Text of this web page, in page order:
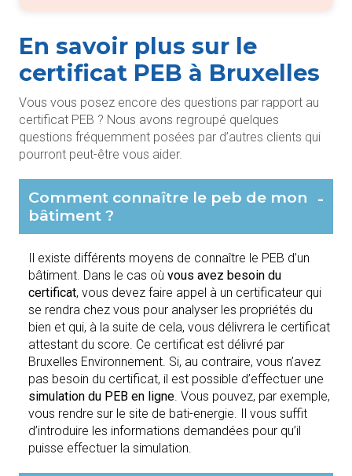
En savoir plus sur le
certificat PEB à Bruxelles
Vous vous posez encore des questions par rapport au
certificat PEB ? Nous avons regroupé quelques
questions fréquemment posées par d’autres clients qui
pourront peut-être vous aider.
Comment connaître le peb de mon
bâtiment ?
-
Il existe différents moyens de connaître le PEB d’un
bâtiment. Dans le cas où vous avez besoin du
certificat, vous devez faire appel à un certificateur qui
se rendra chez vous pour analyser les propriétés du
bien et qui, à la suite de cela, vous délivrera le certificat
attestant du score. Ce certificat est délivré par
Bruxelles Environnement. Si, au contraire, vous n’avez
pas besoin du certificat, il est possible d’effectuer une
simulation du PEB en ligne. Vous pouvez, par exemple,
vous rendre sur le site de bati-energie. Il vous suffit
d’introduire les informations demandées pour qu’il
puisse effectuer la simulation.